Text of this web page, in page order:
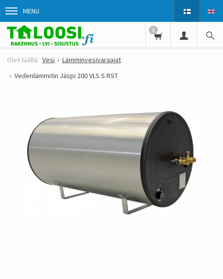
MENU
0
Vesi
Lämminvesivaraajat
Vedenlämmitin Jäspi 200 VLS S RST